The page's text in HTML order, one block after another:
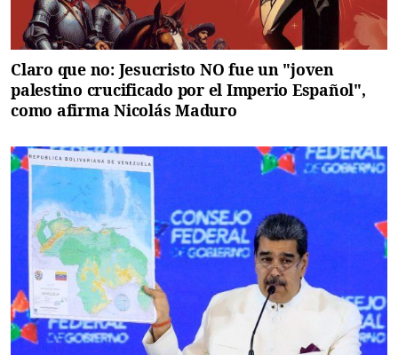
Claro que no: Jesucristo NO fue un "joven
palestino crucificado por el Imperio Español",
como afirma Nicolás Maduro